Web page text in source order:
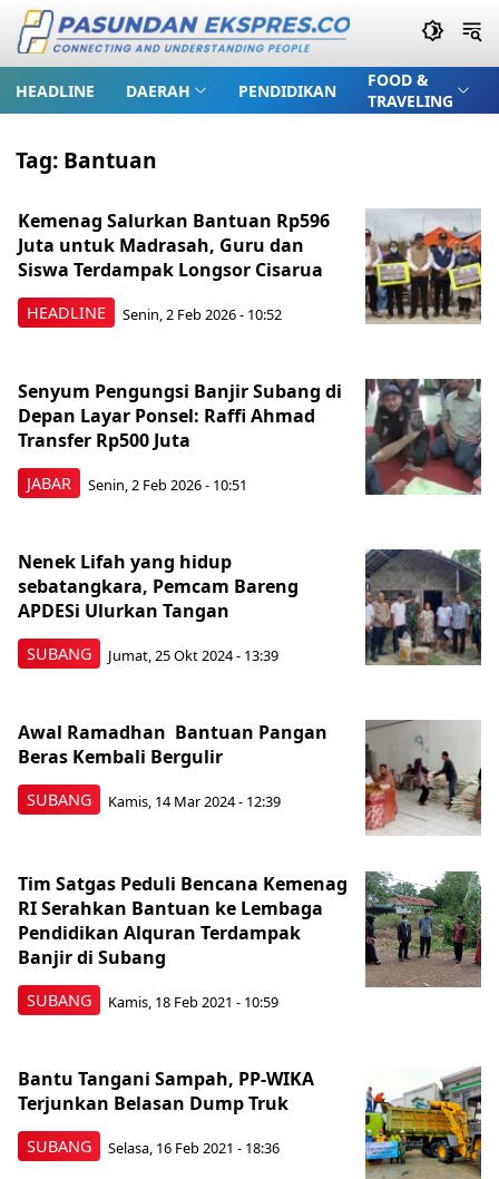
HEADLINE DAERAH PENDIDIKAN
FOOD &
TRAVELING
Tag: Bantuan
HEADLINE
Kemenag Salurkan Bantuan Rp596
Juta untuk Madrasah, Guru dan
Siswa Terdampak Longsor Cisarua
Senin, 2 Feb 2026 - 10:52
JABAR
Senyum Pengungsi Banjir Subang di
Depan Layar Ponsel: Raffi Ahmad
Transfer Rp500 Juta
Senin, 2 Feb 2026 - 10:51
SUBANG
Nenek Lifah yang hidup
sebatangkara, Pemcam Bareng
APDESi Ulurkan Tangan
Jumat, 25 Okt 2024 - 13:39
SUBANG
Awal Ramadhan Bantuan Pangan
Beras Kembali Bergulir
Kamis, 14 Mar 2024 - 12:39
SUBANG
Tim Satgas Peduli Bencana Kemenag
RI Serahkan Bantuan ke Lembaga
Pendidikan Alquran Terdampak
Banjir di Subang
Kamis, 18 Feb 2021 - 10:59
SUBANG
Bantu Tangani Sampah, PP-WIKA
Terjunkan Belasan Dump Truk
Selasa, 16 Feb 2021 - 18:36